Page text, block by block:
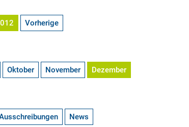
Vorherige
Oktober November Dezember
News